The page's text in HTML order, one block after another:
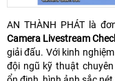
AN THÀNH PHÁT là
Camera Livestream
giải đấu. Với kinh
đội ngũ kỹ thuật